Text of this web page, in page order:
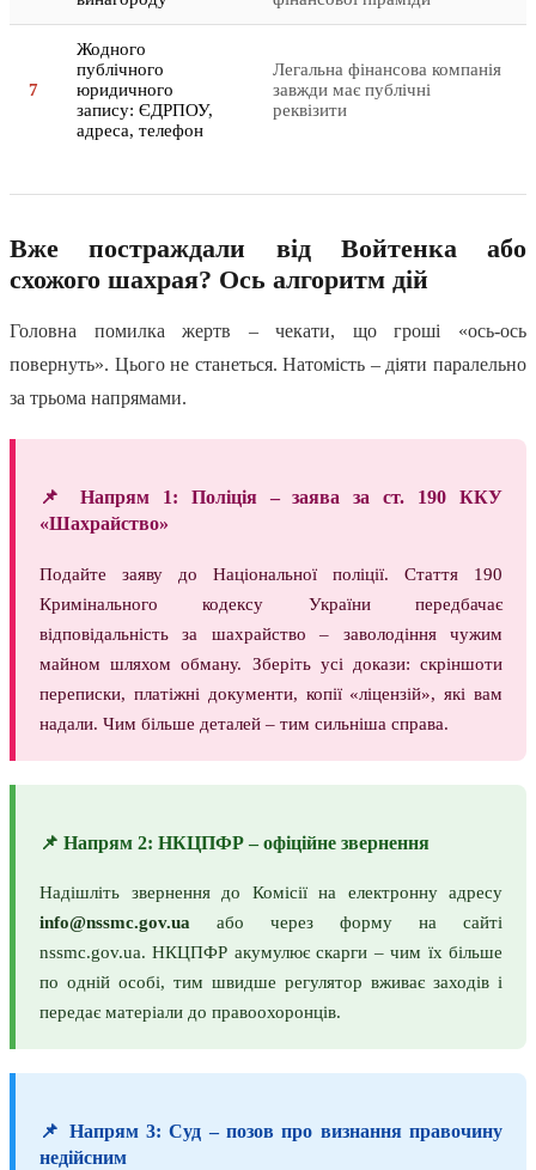
7
Жодного
публічного
юридичного
запису: ЄДРПОУ,
адреса, телефон
Легальна фінансова компанія
завжди має публічні
реквізити
Вже постраждали від Войтенка або
схожого шахрая? Ось алгоритм дій
Головна помилка жертв – чекати, що гроші «ось-ось
повернуть». Цього не станеться. Натомість – діяти паралельно
за трьома напрямами.
📌 Напрям 1: Поліція – заява за ст. 190 ККУ
«Шахрайство»
Подайте заяву до Національної поліції. Стаття 190
Кримінального кодексу України передбачає
відповідальність за шахрайство – заволодіння чужим
майном шляхом обману. Зберіть усі докази: скріншоти
переписки, платіжні документи, копії «ліцензій», які вам
надали. Чим більше деталей – тим сильніша справа.
📌 Напрям 2: НКЦПФР – офіційне звернення
Надішліть звернення до Комісії на електронну адресу
info@nssmc.gov.ua або через форму на сайті
nssmc.gov.ua. НКЦПФР акумулює скарги – чим їх більше
по одній особі, тим швидше регулятор вживає заходів і
передає матеріали до правоохоронців.
📌 Напрям 3: Суд – позов про визнання правочину
недійсним